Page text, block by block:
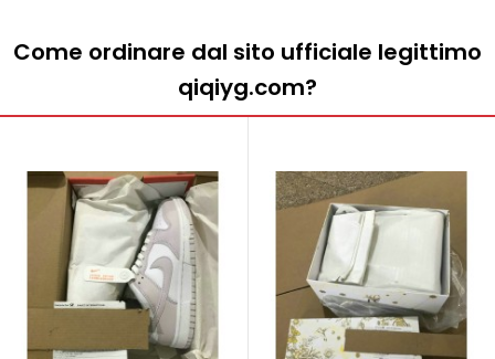
Come ordinare dal sito ufficiale legittimo
qiqiyg.com?